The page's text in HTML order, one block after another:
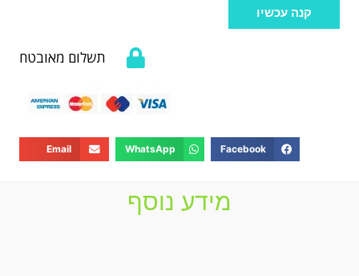
קנה עכשיו
תשלום מאובטח
Facebook
WhatsApp
Email
מידע נוסף